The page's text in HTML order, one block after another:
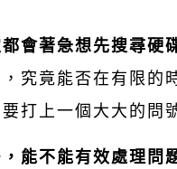
會著急想先搜尋硬
究竟能否在有限
打上一個大大的問
能不能有效處理問